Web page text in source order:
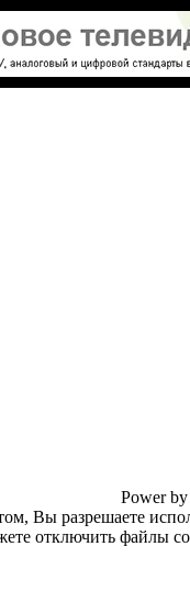
Power by
Вы разрешаете
отключить файлы